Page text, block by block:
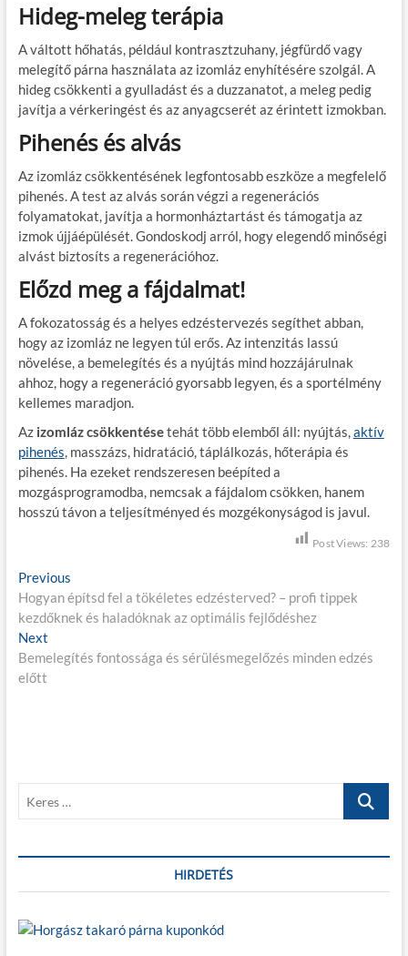
Hideg-meleg terápia
A váltott hőhatás, például kontrasztzuhany, jégfürdő vagy
melegítő párna használata az izomláz enyhítésére szolgál. A
hideg csökkenti a gyulladást és a duzzanatot, a meleg pedig
javítja a vérkeringést és az anyagcserét az érintett izmokban.
Pihenés és alvás
Az izomláz csökkentésének legfontosabb eszköze a megfelelő
pihenés. A test az alvás során végzi a regenerációs
folyamatokat, javítja a hormonháztartást és támogatja az
izmok újjáépülését. Gondoskodj arról, hogy elegendő minőségi
alvást biztosíts a regenerációhoz.
Előzd meg a fájdalmat!
A fokozatosság és a helyes edzéstervezés segíthet abban,
hogy az izomláz ne legyen túl erős. Az intenzitás lassú
növelése, a bemelegítés és a nyújtás mind hozzájárulnak
ahhoz, hogy a regeneráció gyorsabb legyen, és a sportélmény
kellemes maradjon.
Az izomláz csökkentésetehát több elemből áll: nyújtás,aktív
pihenés, masszázs, hidratáció, táplálkozás, hőterápia és
pihenés. Ha ezeket rendszeresen beépíted a
mozgásprogramodba, nemcsak a fájdalom csökken, hanem
hosszú távon a teljesítményed és mozgékonyságod is javul.
Post Views: 238
B
e
j
e
é
s
v
i
Previous
r
e
i
:
Hogyan építsd fel a tökéletes edzésterved? – profi tippek
kezdőknek és haladóknak az optimális fejlődéshez
Next
e
:
Bemelegítés fontossága és sérülésmegelőzés minden edzés
előtt
e
…
HIRDETÉS